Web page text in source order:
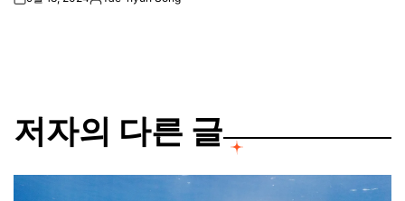
on
Posted
저자의 다른 글